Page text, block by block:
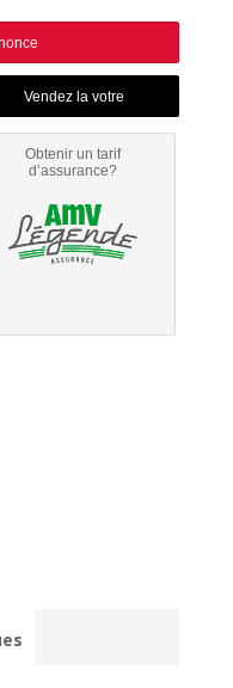
Obtenir un tarif
d’assurance?